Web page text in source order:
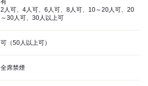
有
2人可、4人可、6人可、8人可、10～20人可、20
～30人可、30人以上可
可（50人以上可）
全席禁煙